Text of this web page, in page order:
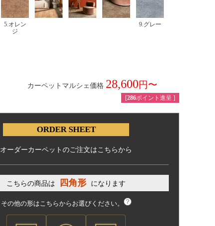
5.オレン
ジ
9.グレー
カーペットマルシェ価格 28,600
[286ポイント進呈 ]
ORDER SHEET
オーダーカーペットのご注文はこちらから
こちらの商品は 四角形 になります
その他の形はこちらからお選びください。